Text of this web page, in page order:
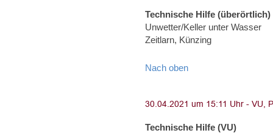
Technische Hilfe (überörtlich)
Unwetter/Keller unter Wasser
Zeitlarn, Künzing
Nach oben
Technische Hilfe (VU)